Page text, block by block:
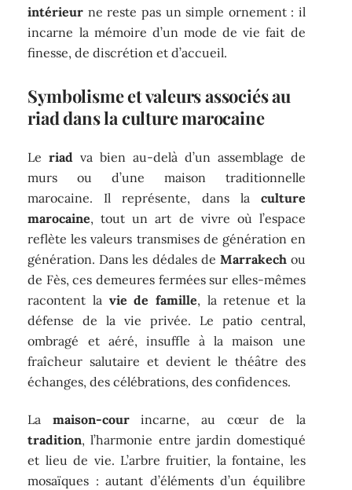
intérieur ne reste pas un simple ornement : il
incarne la mémoire d’un mode de vie fait de
finesse, de discrétion et d’accueil.
Symbolisme et valeurs associés au
riaddans la culture marocaine
Leriad va bien au-delà d’un assemblage de
murs ou d’une maison traditionnelle
marocaine. Il représente, dans la culture
marocaine, tout un art de vivre où l’espace
reflète les valeurs transmises de génération en
génération. Dans les dédales de Marrakechou
de Fès, ces demeures fermées sur elles-mêmes
racontent la vie de famille, la retenue et la
défense de la vie privée. Le patio central,
ombragé et aéré, insuffle à la maison une
fraîcheur salutaire et devient le théâtre des
échanges, des célébrations, des confidences.
La maison-courincarne, au cœur de la
tradition, l’harmonie entre jardin domestiqué
et lieu de vie. L’arbre fruitier, la fontaine, les
mosaïques : autant d’éléments d’un équilibre